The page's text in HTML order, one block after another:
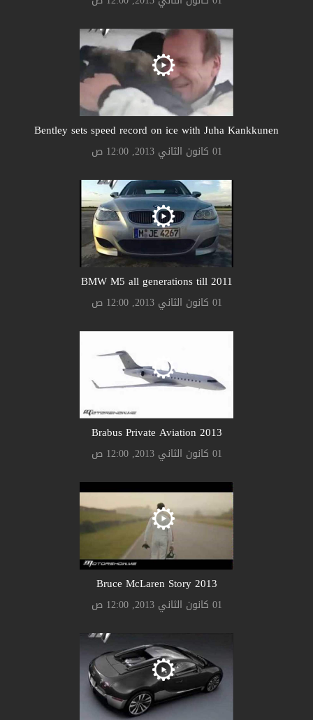
Bentley sets speed record on ice with Juha Kankkunen
01 كانون الثاني 2013, 12:00 ص
BMW M5 all generations till 2011
01 كانون الثاني 2013, 12:00 ص
Brabus Private Aviation 2013
01 كانون الثاني 2013, 12:00 ص
Bruce McLaren Story 2013
01 كانون الثاني 2013, 12:00 ص